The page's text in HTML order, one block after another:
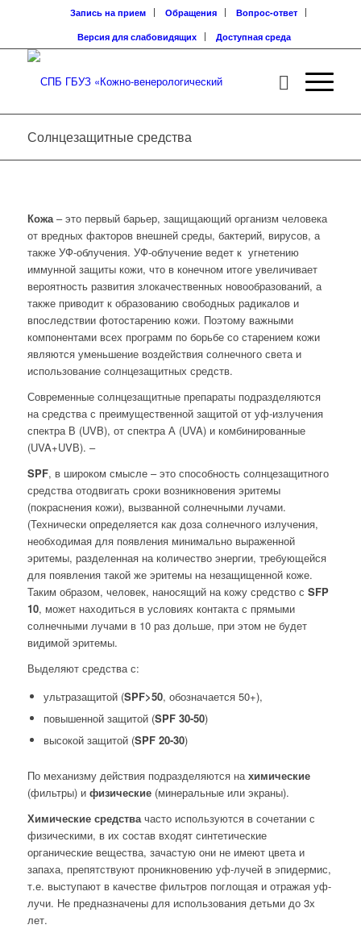
Запись на прием Обращения
Вопрос-ответ
Версия для слабовидящих
Доступная среда
Солнцезащитные средства
Кожа– это первый барьер, защищающий организм человека
от вредных факторов внешней среды, бактерий, вирусов, а
также УФ-облучения. УФ-облучение ведет к угнетению
иммунной защиты кожи, что в конечном итоге увеличивает
вероятность развития злокачественных новообразований, а
также приводит к образованию свободных радикалов и
впоследствии фотостарению кожи. Поэтому важными
компонентами всех программ по борьбе со старением кожи
являются уменьшение воздействия солнечного света и
использование солнцезащитных средств.
Современные солнцезащитные препараты подразделяются
на средства с преимущественной защитой от уф-излучения
спектра В (UVB), от спектра А (UVA) и комбинированные
(UVA+UVВ). –
SPF, в широком смысле – это способность солнцезащитного
средства отодвигать сроки возникновения эритемы
(покраснения кожи), вызванной солнечными лучами.
(Технически определяется как доза солнечного излучения,
необходимая для появления минимально выраженной
эритемы, разделенная на количество энергии, требующейся
для появления такой же эритемы на незащищенной коже.
Таким образом, человек, наносящий на кожу средство с SFP
10, может находиться в условиях контакта с прямыми
солнечными лучами в 10 раз дольше, при этом не будет
видимой эритемы.
Выделяют средства с:
ультразащитой (SPF>50, обозначается 50+),
повышенной защитой (SPF 30-50)
высокой защитой (SPF 20-30)
По механизму действия подразделяются нахимические
(фильтры) и физические(минеральные или экраны).
Химические средствачасто используются в сочетании с
физическими, в их состав входят синтетические
органические вещества, зачастую они не имеют цвета и
запаха, препятствуют проникновению уф-лучей в эпидермис,
т.е. выступают в качестве фильтров поглощая и отражая уф-
лучи. Не предназначены для использования детьми до 3х
лет.